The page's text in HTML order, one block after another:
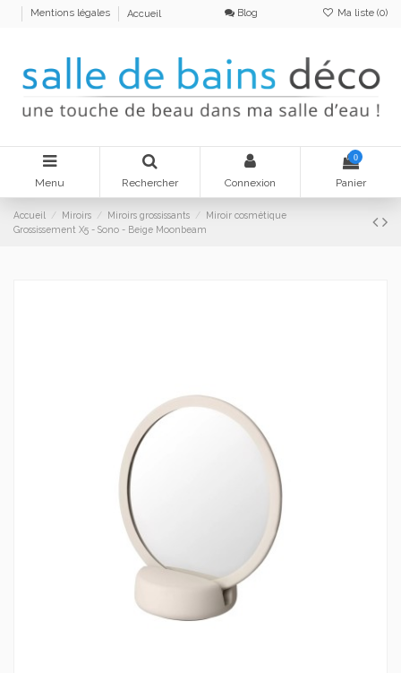
Mentions légales Accueil Blog Ma liste (0)
Menu Rechercher Connexion
0
Panier
Accueil Miroirs Miroirs grossissants
Miroir cosmétique
Grossissement X5 - Sono - Beige Moonbeam